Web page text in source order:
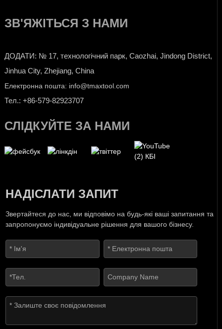
ЗВ'ЯЖІТЬСЯ З НАМИ
ДОДАТИ: № 17, технологічний парк, Caozhai, Jindong District,
Jinhua City, Zhejiang, China
Електронна пошта: info@tmaxtool.com
Тел.: +86-579-82923707
СЛІДКУЙТЕ ЗА НАМИ
НАДІСЛАТИ ЗАПИТ
Звертайтеся до нас, ми відповімо на будь-які ваші запитання та
запропонуємо індивідуальне рішення для вашого бізнесу.